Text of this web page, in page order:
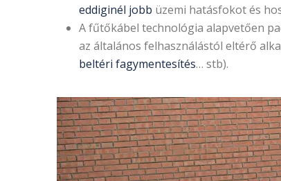
eddiginél jobb üzemi hatásfokot és
A fűtőkábel technológia alapvetően
az általános felhasználástól eltérő
beltéri fagymentesítés… stb).